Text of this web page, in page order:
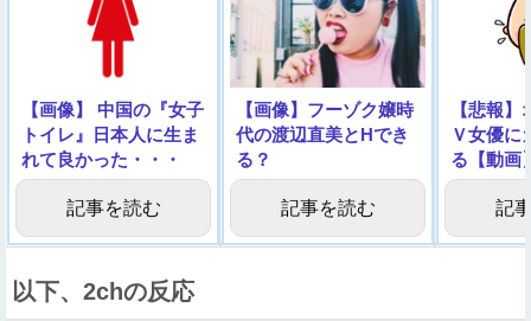
【画像】 中国の『女子
トイレ』日本人に生ま
れて良かった・・・
記事を読む
【画像】フーゾク嬢時
代の渡辺直美とHでき
る？
記事を読む
【悲報
Ｖ女優に
る【動画
記
以下、2chの反応